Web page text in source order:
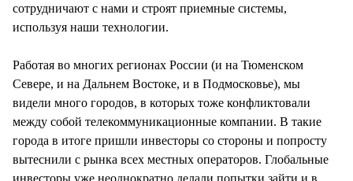
сотрудничают с нами и строят приемные системы,
используя наши технологии.
Работая во многих регионах России (и на Тюменском
Севере, и на Дальнем Востоке, и в Подмосковье), мы
видели много городов, в которых тоже конфликтовали
между собой телекоммуникационные компании. В такие
города в итоге пришли инвесторы со стороны и попросту
вытеснили с рынка всех местных операторов. Глобальные
инвесторы уже неоднократно делали попытки зайти и в